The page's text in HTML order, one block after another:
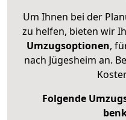
Um Ihnen bei der
zu helfen, bieten wir
Umzugsoptionen,
nach Jügesheim an.
Folgende